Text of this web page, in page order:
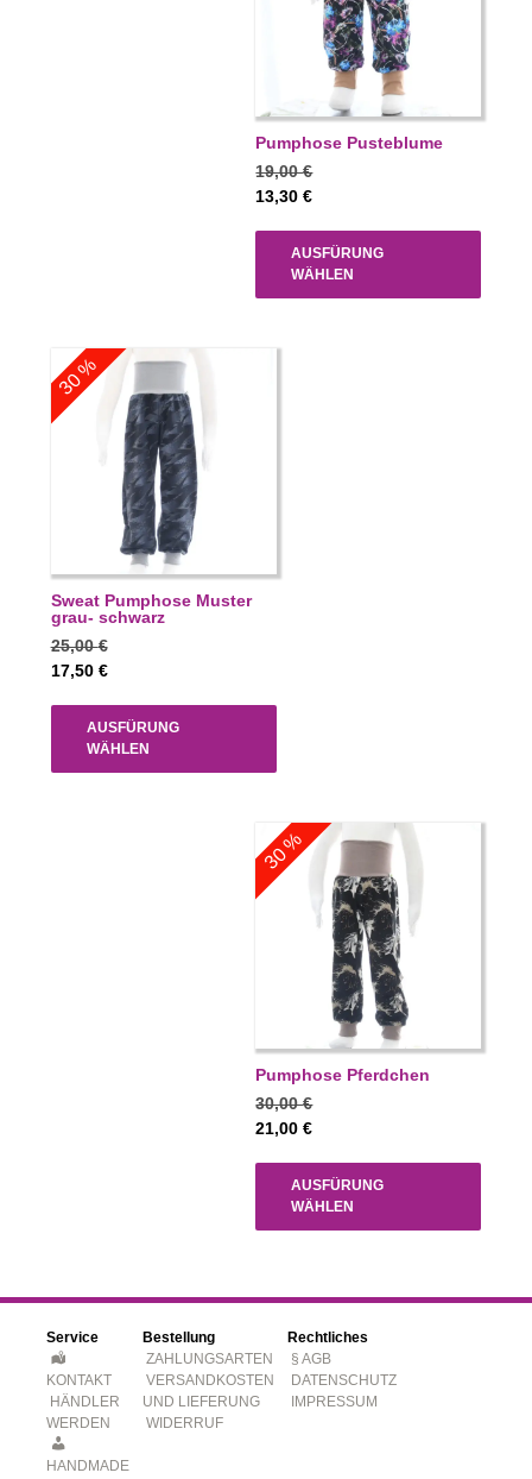
Pumphose Pusteblume
19,00€
13,30€
AUSFÜRUNG
WÄHLEN
30 %
Sweat Pumphose Muster
grau- schwarz
25,00€
17,50 €
AUSFÜRUNG
WÄHLEN
30 %
Pumphose Pferdchen
30,00€
21,00€
AUSFÜRUNG
WÄHLEN
Service
KONTAKT
HÄNDLER
WERDEN
HANDMADE
Bestellung
ZAHLUNGSARTEN
VERSANDKOSTEN
UND LIEFERUNG
WIDERRUF
Rechtliches
§ AGB
DATENSCHUTZ
IMPRESSUM